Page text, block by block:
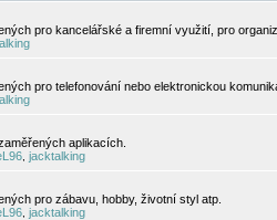
pro kancelářské a firemní využití, pro
pro telefonování nebo elektronickou
aplikacích.
jacktalking
pro zábavu, hobby, životní styl atp.
jacktalking